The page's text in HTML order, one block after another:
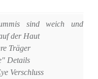
sind weich und
der Haut
Träger
Details
Verschluss